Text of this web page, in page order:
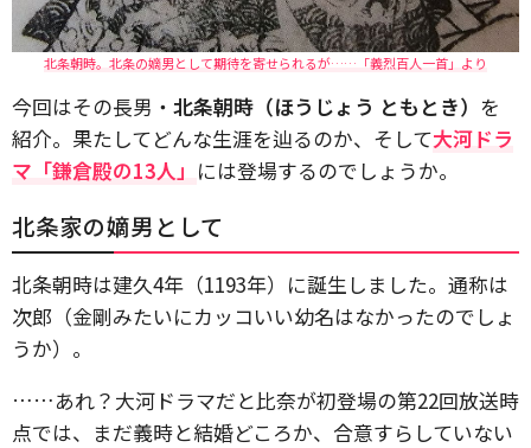
北条朝時。北条の嫡男として期待を寄せられるが……「義烈百人一首」より
今回はその長男・ 北条朝時（ほうじょう ともとき） を
紹介。果たしてどんな生涯を辿るのか、そして大河ドラ
マ「鎌倉殿の13人」 には登場するのでしょうか。
北条家の嫡男として
北条朝時は建久4年（1193年）に誕生しました。通称は
次郎（金剛みたいにカッコいい幼名はなかったのでしょ
うか）。
……あれ？大河ドラマだと比奈が初登場の第22回放送時
点では、まだ義時と結婚どころか、合意すらしていない